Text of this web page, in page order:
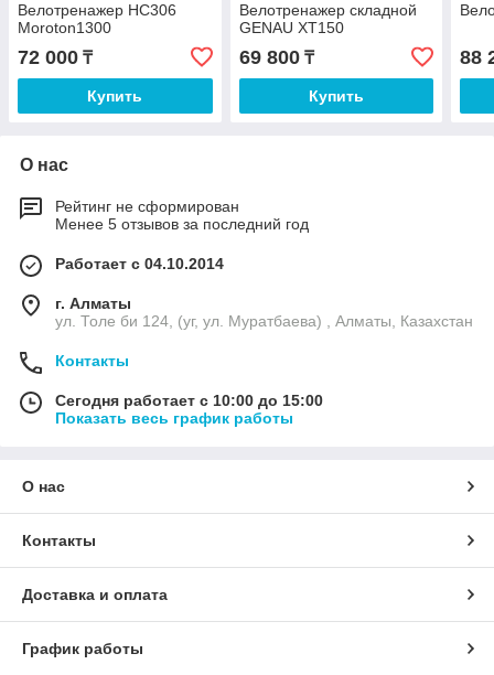
Велотренажер HC306
Moroton1300
72 000 ₸
Купить
Велотренажер складной
GENAU XT150
69 800₸
Купить
88
О нас
Рейтинг не сформирован
Менее 5 отзывов за последний год
Работает с 04.10.2014
г. Алматы
ул. Толе би 124, (уг, ул. Муратбаева) , Алматы, Казахстан
Контакты
Сегодня работает с 10:00 до 15:00
Показать весь график работы
О нас
Контакты
Доставка и оплата
График работы